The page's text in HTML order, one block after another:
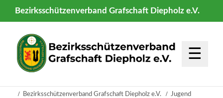
Bezirksschützenverband Grafschaft Diepholz e.V.
☰
Bezirksschützenverband Grafschaft Diepholz e.V.
Jugend
Über uns